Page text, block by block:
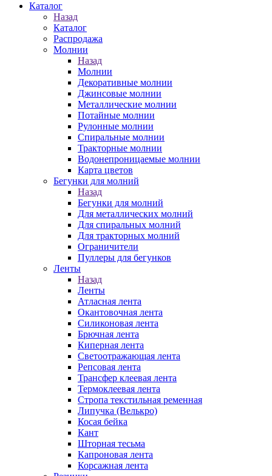
Каталог
Назад
Каталог
Распродажа
Молнии
Назад
Молнии
Декоративные молнии
Джинсовые молнии
Металлические молнии
Потайные молнии
Рулонные молнии
Спиральные молнии
Тракторные молнии
Водонепроницаемые молнии
Карта цветов
Бегунки для молний
Назад
Бегунки для молний
Для металлических молний
Для спиральных молний
Для тракторных молний
Ограничители
Пуллеры для бегунков
Ленты
Назад
Ленты
Атласная лента
Окантовочная лента
Силиконовая лента
Брючная лента
Киперная лента
Светоотражающая лента
Репсовая лента
Трансфер клеевая лента
Термоклеевая лента
Стропа текстильная ременная
Липучка (Велькро)
Косая бейка
Кант
Шторная тесьма
Капроновая лента
Корсажная лента